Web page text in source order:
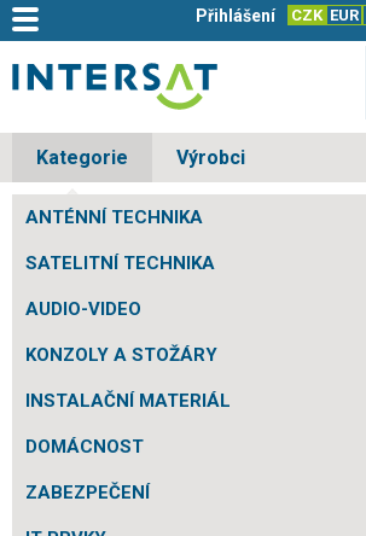
CZK EUR
Přihlášení
Kategorie Výrobci
ANTÉNNÍ TECHNIKA
SATELITNÍ TECHNIKA
AUDIO-VIDEO
KONZOLY A STOŽÁRY
INSTALAČNÍ MATERIÁL
DOMÁCNOST
ZABEZPEČENÍ